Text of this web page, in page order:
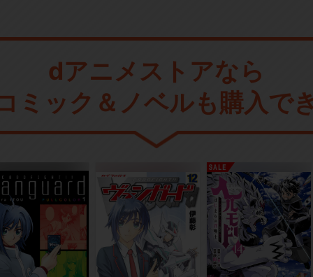
dアニメストアなら
ミック＆ノベルも購入で